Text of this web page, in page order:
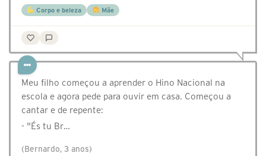
Corpo e beleza Mãe
Meu filho começou a aprender o Hino Nacional na
escola e agora pede para ouvir em casa. Começou a
cantar e de repente:
- "És tu Br…
(Bernardo, 3 anos)